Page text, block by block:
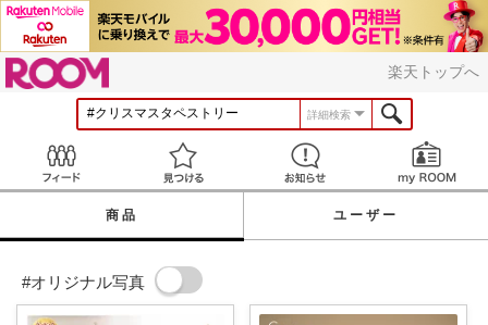
楽天トップへ
詳細検索
見つける お知らせ
商品 ユーザー
#オリジナル写真